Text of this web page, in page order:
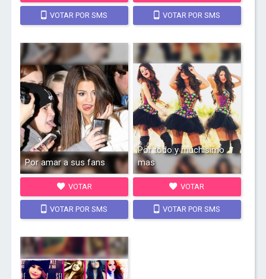
VOTAR POR SMS VOTAR POR SMS
Por amar a sus fans
VOTAR
VOTAR POR SMS
Por todo y muchisimo
mas
VOTAR
VOTAR POR SMS